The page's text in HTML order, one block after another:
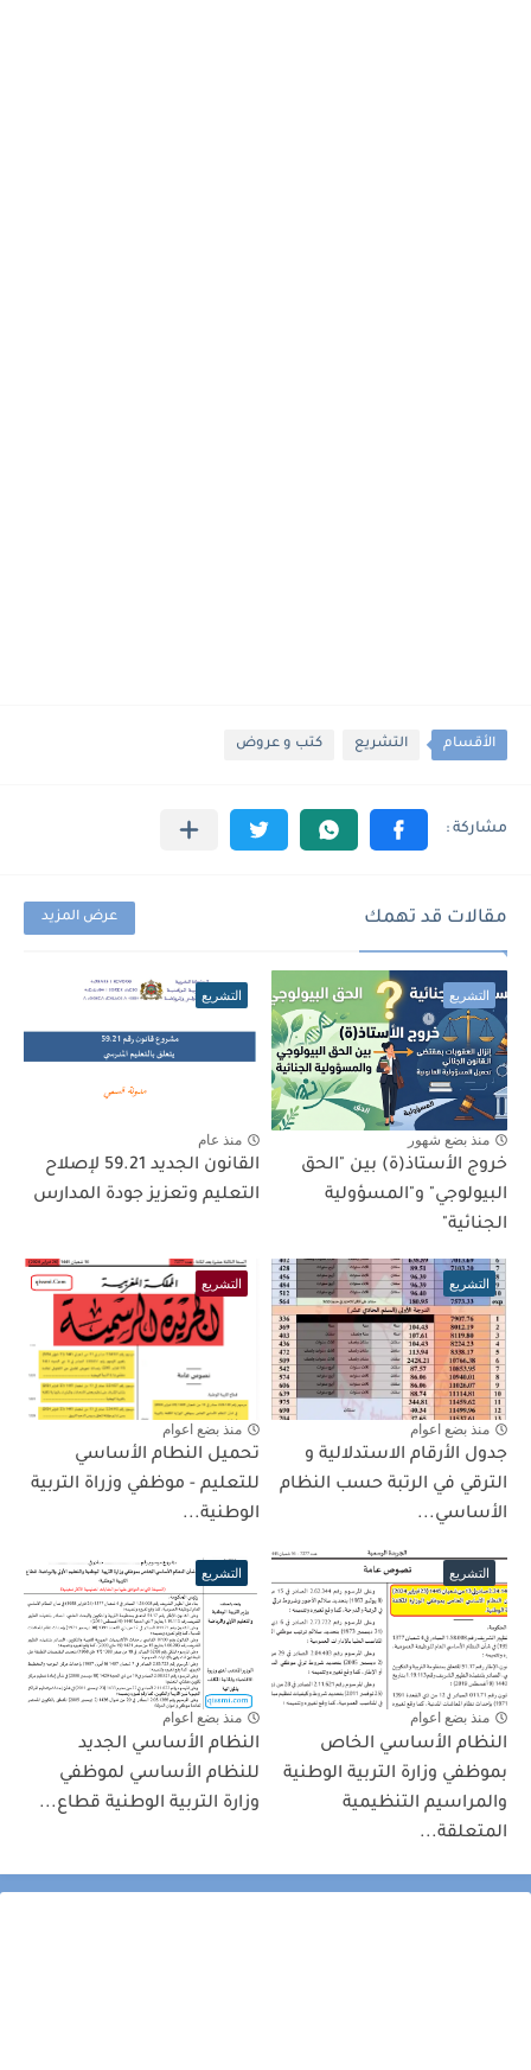
الأقسام التشريع كتب و عروض
مقالات قد تهمك عرض المزيد
التشريع
منذ بضع شهور
خروج الأستاذ(ة) بين "الحق
البيولوجي" و"المسؤولية
الجنائية"
التشريع
منذ عام
القانون الجديد 59.21 لإصلاح
التعليم وتعزيز جودة المدارس
التشريع
منذ بضع اعوام
جدول الأرقام الاستدلالية و
الترقي في الرتبة حسب النظام
الأساسي...
التشريع
منذ بضع اعوام
تحميل النطام الأساسي
للتعليم - موظفي وزراة التربية
الوطنية...
التشريع
منذ بضع اعوام
النظام الأساسي الخاص
بموظفي وزارة التربية الوطنية
والمراسيم التنظيمية
المتعلقة...
التشريع
منذ بضع اعوام
النظام الأساسي الجديد
للنظام الأساسي لموظفي
وزارة التربية الوطنية قطاع...